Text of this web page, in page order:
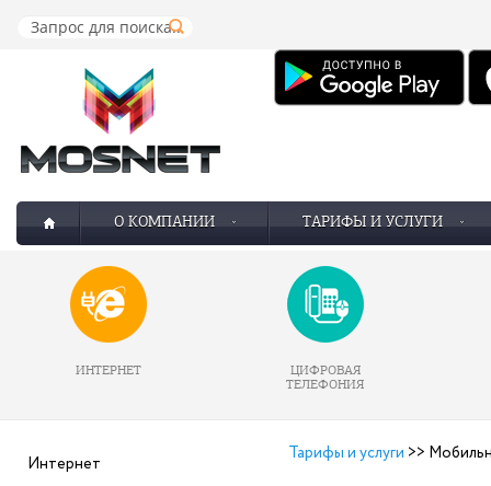
О КОМПАНИИ ТАРИФЫ И УСЛУГИ
ИНТЕРНЕТ
ЦИФРОВАЯ
ТЕЛЕФОНИЯ
Интернет
Тарифы и услуги >>